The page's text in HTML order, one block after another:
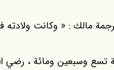
مالك : « وكانت
تسع وسبعين ومائة ، رضي